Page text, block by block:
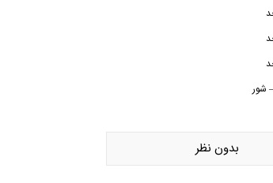
بدون نظر